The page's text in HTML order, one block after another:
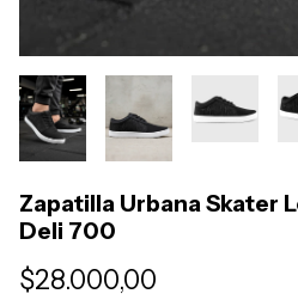
Zapatilla Urbana Skater
Deli 700
$28.000,00